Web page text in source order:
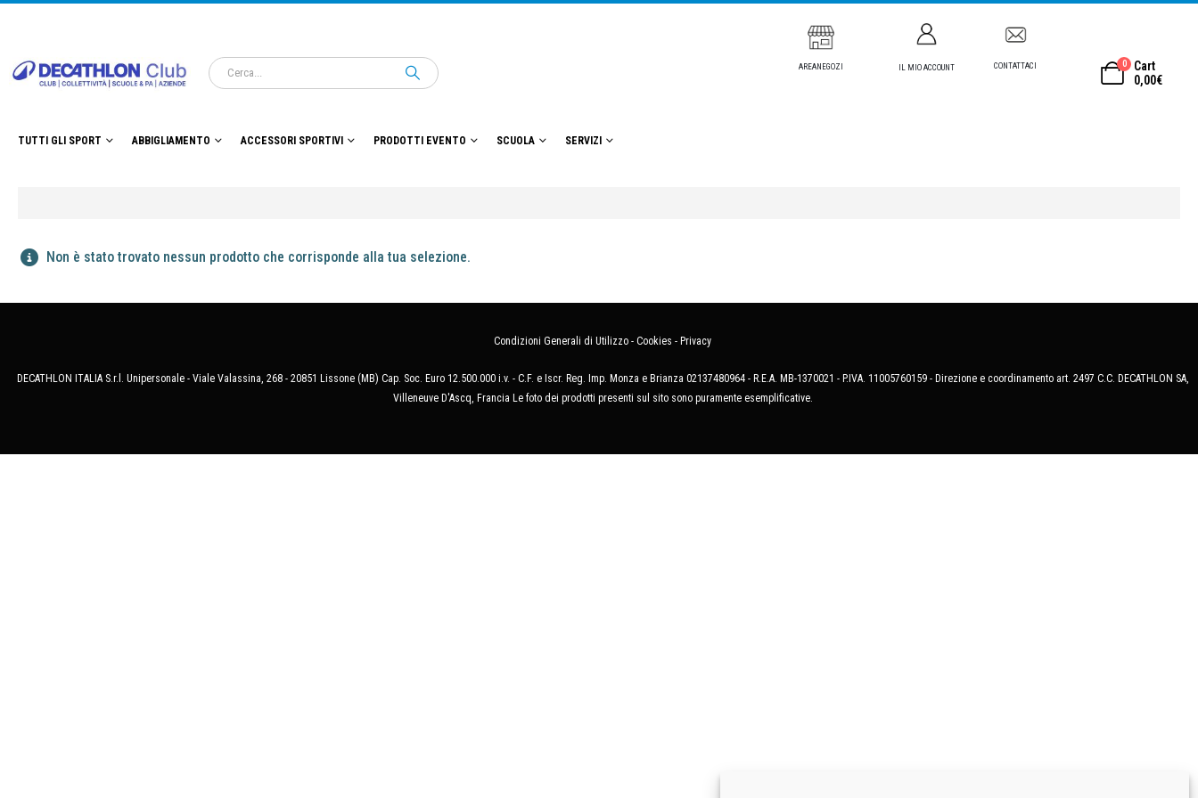
AREANEGOZI IL MIO ACCOUNT CONTATTACI 0
Cart
0,00€
TUTTI GLI SPORT ABBIGLIAMENTO ACCESSORI SPORTIVI PRODOTTI EVENTO SCUOLA SERVIZI
Non è stato trovato nessun prodotto che corrisponde alla tua selezione.
Condizioni Generali di Utilizzo - Cookies - Privacy
DECATHLON ITALIA S.r.l. Unipersonale - Viale Valassina, 268 - 20851 Lissone (MB) Cap. Soc. Euro 12.500.000 i.v. - C.F. e Iscr. Reg. Imp. Monza e Brianza 02137480964 - R.E.A. MB-1370021 - P.IVA. 11005760159 - Direzione e coordinamento art. 2497 C.C. DECATHLON SA,
Villeneuve D'Ascq, Francia Le foto dei prodotti presenti sul sito sono puramente esemplificative.